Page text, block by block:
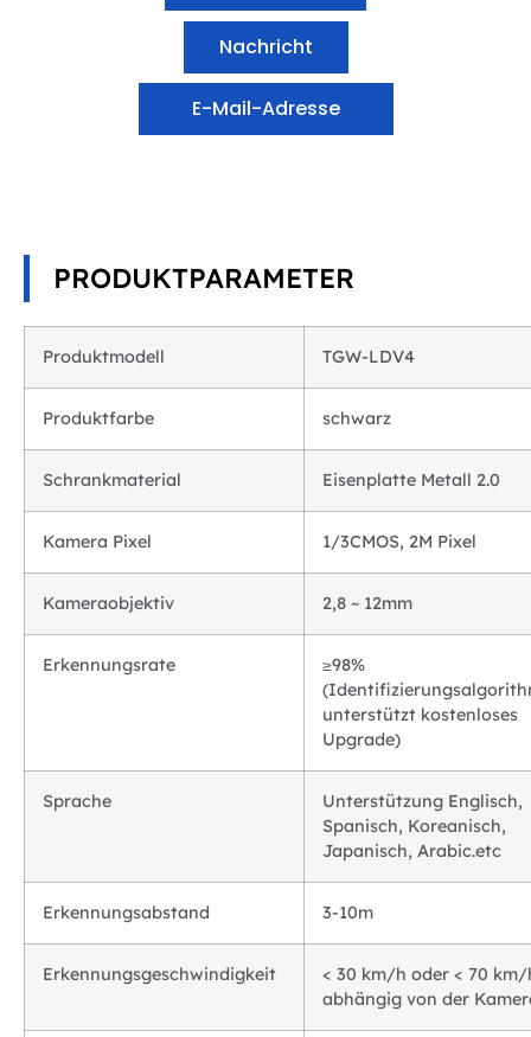
Nachricht
E-Mail-Adresse
PRODUKTPARAMETER
Produktmodell TGW-LDV4
Produktfarbe schwarz
Schrankmaterial Eisenplatte Metall 2.0
Kamera Pixel 1/3CMOS, 2M Pixel
Kameraobjektiv 2,8 ~ 12mm
Erkennungsrate
≥98%
unterstützt kostenloses
Upgrade)
Sprache
Unterstützung Englisch,
Spanisch, Koreanisch,
Japanisch, Arabic.etc
Erkennungsabstand 3-10m
Erkennungsgeschwindigkeit
< 30 km/h oder < 70 km/
abhängig von der